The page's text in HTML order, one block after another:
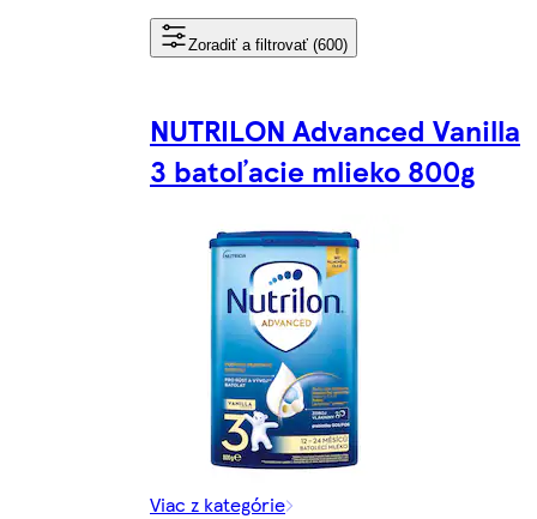
Zoradiť a filtrovať (600)
NUTRILON Advanced Vanilla
3 batoľacie mlieko 800g
Viac z kategórie